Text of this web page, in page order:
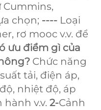
chọn; ---- Loại
rơ mooc v.v. để
ưu điểm gì của
Chức năng
tải, điện áp,
nhiệt độ, áp
v.v. 2-Cảnh